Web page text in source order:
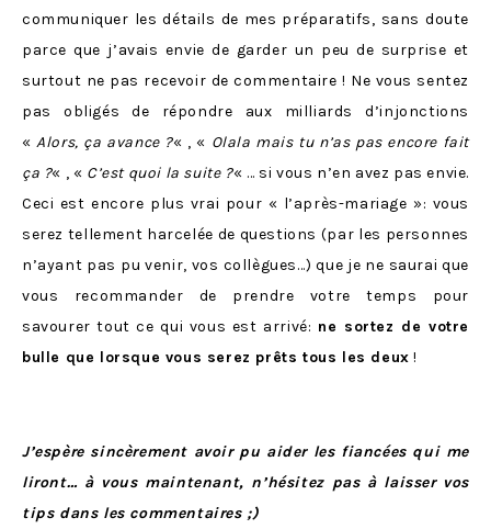
communiquer les détails de mes préparatifs, sans doute
parce que j’avais envie de garder un peu de surprise et
surtout ne pas recevoir de commentaire ! Ne vous sentez
pas obligés de répondre aux milliards d’injonctions
«Alors, ça avance ?« , « Olala mais tu n’as pas encore fait
ça ?« , « C’est quoi la suite ?« … si vous n’en avez pas envie.
Ceci est encore plus vrai pour « l’après-mariage »: vous
serez tellement harcelée de questions (par les personnes
n’ayant pas pu venir, vos collègues…) que je ne saurai que
vous recommander de prendre votre temps pour
savourer tout ce qui vous est arrivé: ne sortez de votre
bulle que lorsque vous serez prêts tous les deux !
J’espère sincèrement avoir pu aider les fiancées qui me
liront… à vous maintenant, n’hésitez pas à laisser vos
tips dans les commentaires ;)